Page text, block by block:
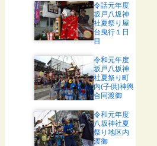
令話元年度
坂戸八坂神
社夏祭り屋
台曳行１日
目
令和元年度
坂戸八坂神
社夏祭り町
内(子供)神輿
合同渡御
令和元年度
八坂神社夏
祭り地区内
渡御